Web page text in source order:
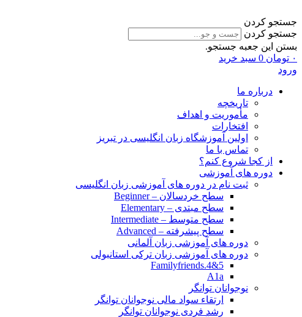
جستجو کردن
جستجو کردن
بستن این جعبه جستجو.
۰ تومان 0 سبد خرید
ورود
درباره ما
تاریخچه
مأموریت و اهداف
افتخارات
اولین آموزشگاه زبان انگلیسی در تبریز
تماس با ما
از کجا شروع کنم؟
دوره های آموزشی
ثبت نام در دوره های آموزشی زبان انگلیسی
سطح خردسالان – Beginner
سطح مبتدی – Elementary
سطح متوسط – Intermediate
سطح پیشرفته – Advanced
دوره های آموزشی زبان آلمانی
دوره های آموزشی زبان ترکی استانبولی
Familyfriends.4&5
A1a
نوجوانان توانگر
ارتقاء سواد مالی نوجوانان توانگر
رشد فردی نوجوانان توانگر